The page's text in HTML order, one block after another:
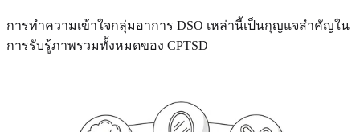
การทำความเข้าใจกลุ่มอาการ DSO เหล่านี้เป็นกุญแจสำคัญใน
การรับรู้ภาพรวมทั้งหมดของ CPTSD